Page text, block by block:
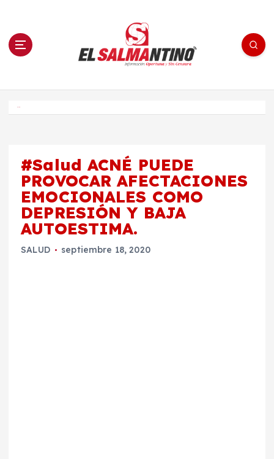
n El Salmantino - medios/noticias/editorial
#Salud ACNÉ PUEDE
PROVOCAR AFECTACIONES
EMOCIONALES COMO
DEPRESIÓN Y BAJA
AUTOESTIMA.
SALUD septiembre 18, 2020